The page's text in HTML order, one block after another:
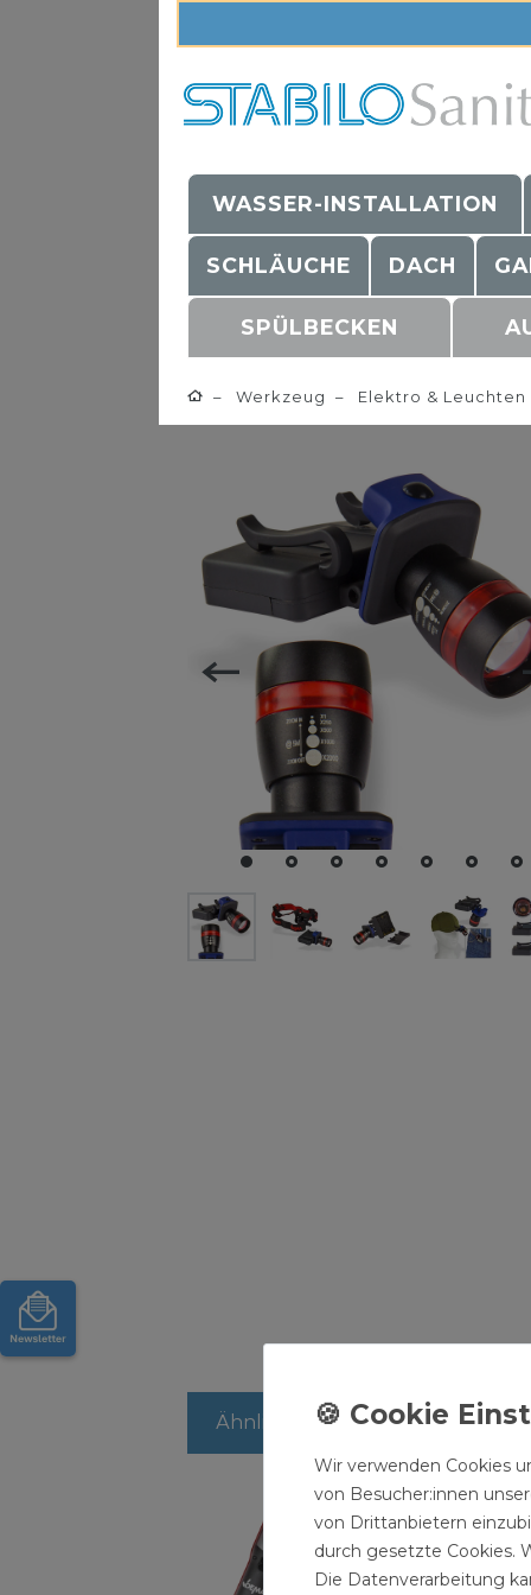
WASSER-INSTALLATION
SCHLÄUCHE DACH
SPÜLBECKEN
Werkzeug Elektro & Leuchten
Ähnliche Artikel
Wir verwenden Cookies
von Besucher:innen
von Drittanbietern
durch gesetzte Cookies.
Die Datenverarbeitung